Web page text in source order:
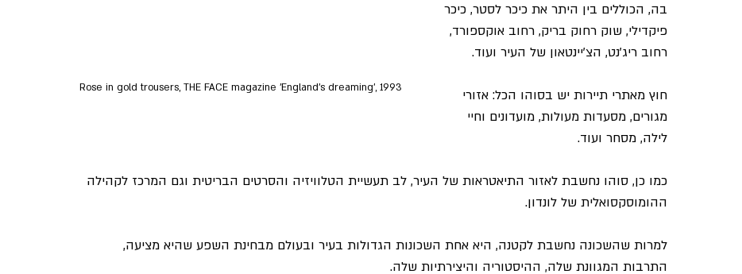
Rose in gold trousers, THE FACE magazine 'England's dreaming', 1993
בה, הכוללים בין היתר את כיכר לסטר, כיכר
פיקדילי, שוק רחוק בריק, רחוב אוקספורד,
רחוב ריג'נט, הצ'יינטאון של העיר ועוד.
חוץ מאתרי תיירות יש בסוהו הכל: אזורי
מגורים, מסעדות מעולות, מועדונים וחיי
לילה, מסחר ועוד.
כמו כן, סוהו נחשבת לאזור התיאטראות של העיר, לב תעשיית הטלוויזיה והסרטים הבריטית וגם המרכז לקהילה
ההומוסקסואלית של לונדון.
למרות שהשכונה נחשבת לקטנה, היא אחת השכונות הגדולות בעיר ובעולם מבחינת השפע שהיא מציעה,
התרבות המגוונת שלה, ההיסטוריה והיצירתיות שלה.